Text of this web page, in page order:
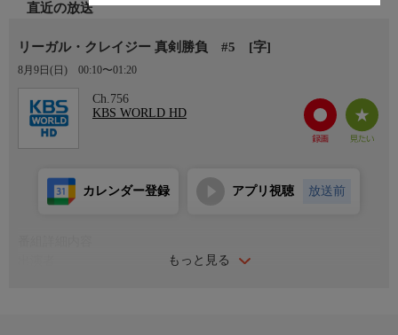
直近の放送
リーガル・クレイジー 真剣勝負 #5 [字]
8月9日(日) 00:10〜01:20
Ch.756
KBS WORLD HD
もっと見る
カレンダー登録 アプリ視聴 放送前